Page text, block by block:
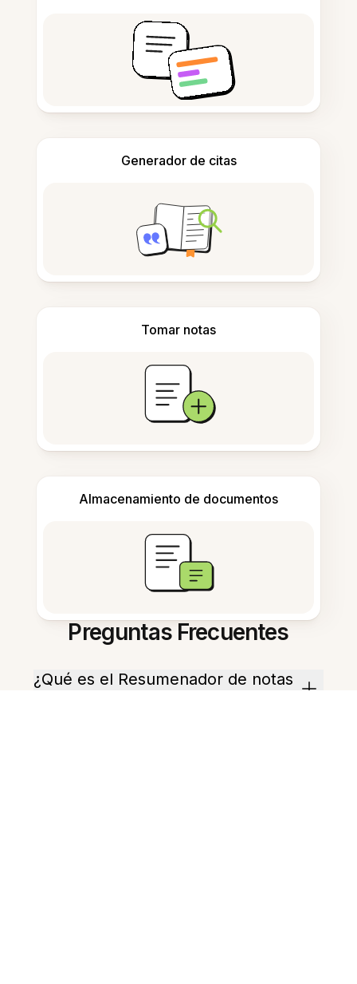
Generador de citas
Tomar notas
Almacenamiento de documentos
Preguntas Frecuentes
¿Qué es el Resumenador de notas